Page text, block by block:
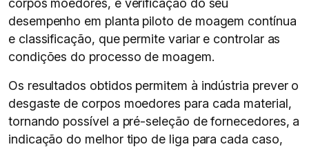
corpos moedores, e verificação do seu
desempenho em planta piloto de moagem contínua
e classificação, que permite variar e controlar as
condições do processo de moagem.
Os resultados obtidos permitem à indústria prever o
desgaste de corpos moedores para cada material,
tornando possível a pré-seleção de fornecedores, a
indicação do melhor tipo de liga para cada caso,